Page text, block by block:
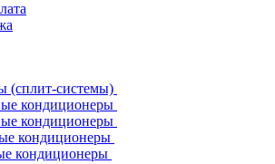
(сплит-системы)
кондиционеры
кондиционеры
кондиционеры
кондиционеры